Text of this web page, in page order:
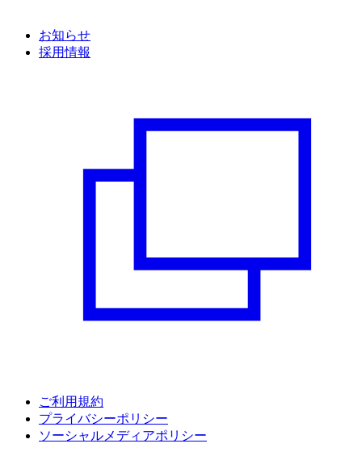
お知らせ
採用情報
ご利用規約
プライバシーポリシー
ソーシャルメディアポリシー